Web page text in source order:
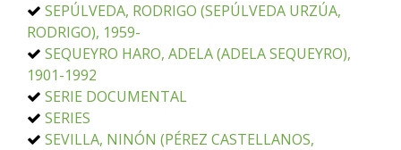
SEPÚLVEDA, RODRIGO (SEPÚLVEDA URZÚA,
RODRIGO), 1959-
SEQUEYRO HARO, ADELA (ADELA SEQUEYRO),
1901-1992
SERIE DOCUMENTAL
SERIES
SEVILLA, NINÓN (PÉREZ CASTELLANOS,